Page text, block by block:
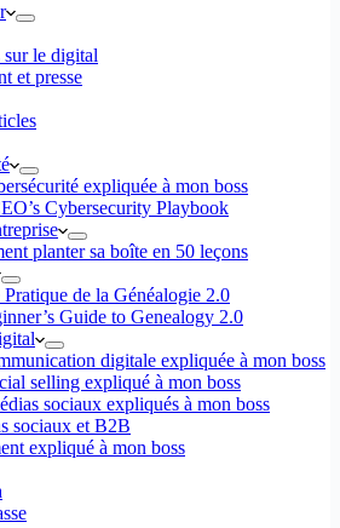
sur le digital
et presse
expliquée à mon boss
Cybersecurity Playbook
planter sa boîte en 50 leçons
de la Généalogie 2.0
Guide to Genealogy 2.0
digitale expliquée à mon boss
selling expliqué à mon boss
sociaux expliqués à mon boss
sociaux et B2B
expliqué à mon boss